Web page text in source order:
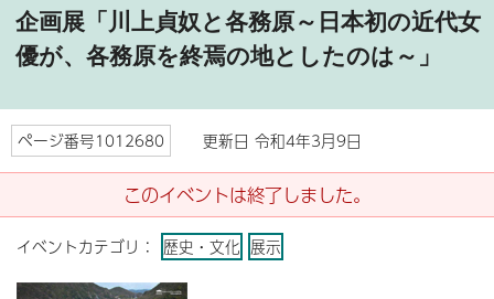
企画展「川上貞奴と各務原～日本初の近代女
優が、各務原を終焉の地としたのは～」
ページ番号1012680 更新日 令和4年3月9日
このイベントは終了しました。
イベントカテゴリ： 歴史・文化 展示